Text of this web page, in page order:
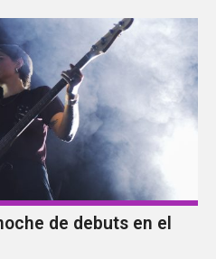
de debuts en el